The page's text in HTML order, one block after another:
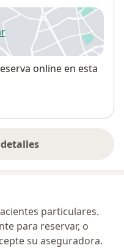
en una nueva
online en esta
la dirección
particulares.
para reservar, o
su aseguradora.